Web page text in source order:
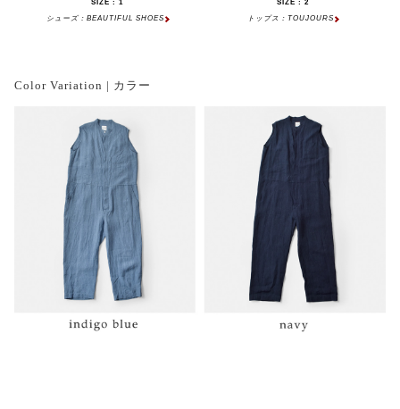
SIZE : 1
シューズ：BEAUTIFUL SHOES
SIZE : 2
トップス：TOUJOURS
Color Variation | カラー